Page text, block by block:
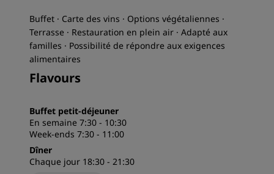
Buffet · Carte des vins · Options végétaliennes ·
Terrasse · Restauration en plein air · Adapté aux
familles · Possibilité de répondre aux exigences
alimentaires
Flavours
Buffet petit-déjeuner
En semaine 7:30 - 10:30
Week-ends 7:30 - 11:00
Dîner
Chaque jour 18:30 - 21:30